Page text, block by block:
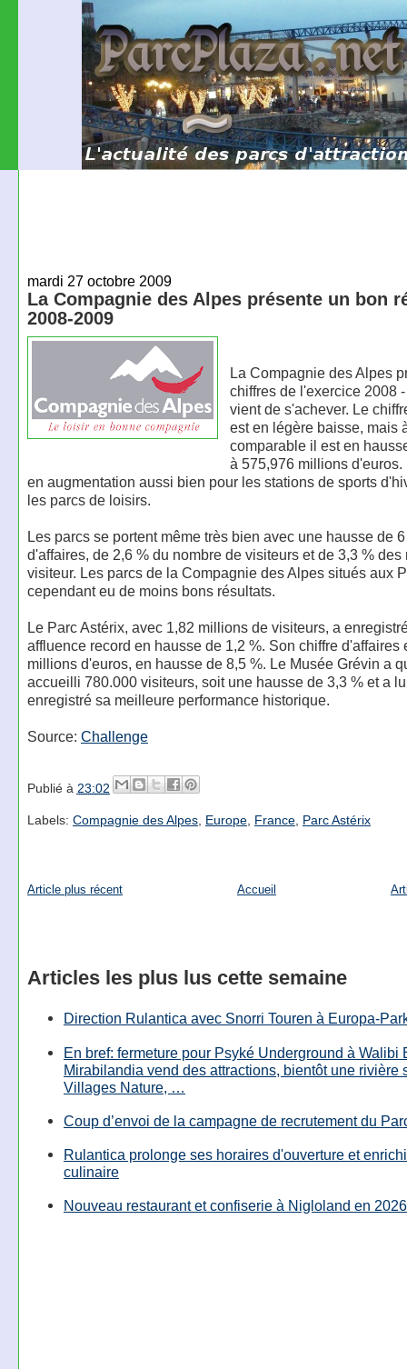
mardi 27 octobre 2009
La Compagnie des Alpes présente un bon
2008-2009
La Compagnie des Alpes
chiffres de l'exercice 2008
vient de s'achever. Le
est en légère baisse, mais
comparable il est en
à 575,976 millions d'euros.
en augmentation aussi bien pour les stations de sports
les parcs de loisirs.
Les parcs se portent même très bien avec une hausse de
d'affaires, de 2,6 % du nombre de visiteurs et de 3,3 % des
visiteur. Les parcs de la Compagnie des Alpes situés aux
cependant eu de moins bons résultats.
Le Parc Astérix, avec 1,82 millions de visiteurs, a
affluence record en hausse de 1,2 %. Son chiffre d'affaires
millions d'euros, en hausse de 8,5 %. Le Musée Grévin a
accueilli 780.000 visiteurs, soit une hausse de 3,3 % et a
enregistré sa meilleure performance historique.
Source: Challenge
Publié à 23:02
Labels: Compagnie des Alpes, Europe, France, Parc Astérix
Article plus récent Accueil
Articles les plus lus cette semaine
Direction Rulantica avec Snorri Touren à Europa-
En bref: fermeture pour Psyké Underground à Walibi
Mirabilandia vend des attractions, bientôt une rivière
Villages Nature, …
Coup d’envoi de la campagne de recrutement du
Rulantica prolonge ses horaires d'ouverture et
culinaire
Nouveau restaurant et confiserie à Nigloland en 2026